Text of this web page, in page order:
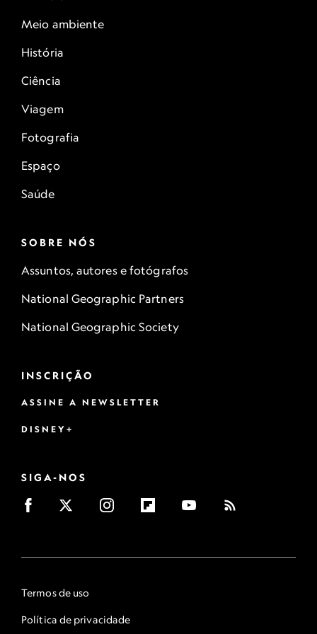
Meio ambiente
História
Ciência
Viagem
Fotografia
Espaço
Saúde
SOBRE NÓS
Assuntos, autores e fotógrafos
National Geographic Partners
National Geographic Society
INSCRIÇÃO
ASSINE A NEWSLETTER
DISNEY+
SIGA-NOS
Termos de uso
Política de privacidade